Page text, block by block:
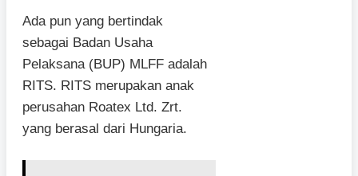
Ada pun yang bertindak
sebagai Badan Usaha
Pelaksana (BUP) MLFF adalah
RITS. RITS merupakan anak
perusahan Roatex Ltd. Zrt.
yang berasal dari Hungaria.